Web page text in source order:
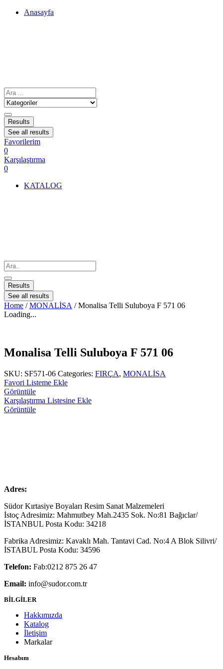
Anasayfa
Results
See all results
Favorilerim
0
Karşılaştırma
0
KATALOG
Results
See all results
Home /MONALİSA / Monalisa Telli Suluboya F 571 06
Loading...
Monalisa Telli Suluboya F 571 06
SKU: SF571-06 Categories: FIRÇA, MONALİSA
Favori Listeme Ekle
Görüntüle
Karşılaştırma Listesine Ekle
Görüntüle
Adres:
Südor Kırtasiye Boyaları Resim Sanat Malzemeleri
İstoç Adresimiz: Mahmutbey Mah.2435 Sok. No:81 Bağıclar/
İSTANBUL Posta Kodu: 34218
Fabrika Adresimiz: Kavaklı Mah. Tantavi Cad. No:4 A Blok Silivri/
İSTABUL Posta Kodu: 34596
Telefon: Fab:0212 875 26 47
Email: info@sudor.com.tr
BİLGİLER
Hakkımızda
Katalog
İletişim
Markalar
Hesabım